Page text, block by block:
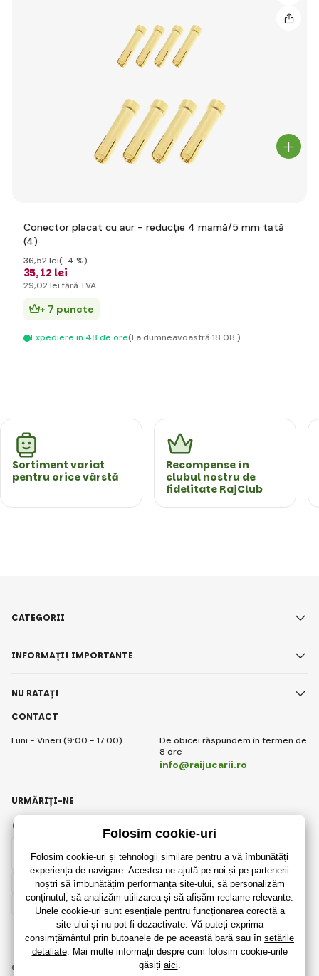
Conector placat cu aur - reducție 4 mamă/5 mm tată
(4)
35,12 lei
36,52 lei(-4 %)
29,02 lei fără TVA
+ 7 puncte
Expediere in 48 de ore(La dumneavoastră 18.08.)
Sortiment variat
pentru orice vârstă
Recompense în
clubul nostru de
fidelitate RajClub
CONTACT
Luni - Vineri (9:00 - 17:00)
De obicei răspundem în termen de
8 ore
info@raijucarii.ro
CATEGORII
INFORMAȚII IMPORTANTE
NU RATAȚI
Romanian
URMĂRIȚI-NE
Instagram
© 2018 - 2026 RaiJucării.ro, Toate drepturile rezervate